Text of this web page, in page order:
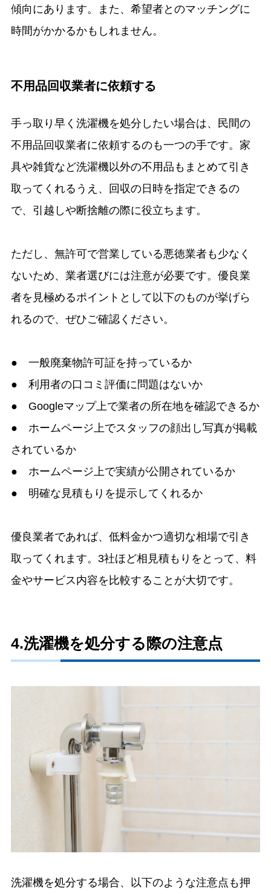
傾向にあります。また、希望者とのマッチングに
時間がかかるかもしれません。
不用品回収業者に依頼する
手っ取り早く洗濯機を処分したい場合は、民間の
不用品回収業者に依頼するのも一つの手です。家
具や雑貨など洗濯機以外の不用品もまとめて引き
取ってくれるうえ、回収の日時を指定できるの
で、引越しや断捨離の際に役立ちます。
ただし、無許可で営業している悪徳業者も少なく
ないため、業者選びには注意が必要です。優良業
者を見極めるポイントとして以下のものが挙げら
れるので、ぜひご確認ください。
● 一般廃棄物許可証を持っているか
● 利用者の口コミ評価に問題はないか
● Googleマップ上で業者の所在地を確認できるか
● ホームページ上でスタッフの顔出し写真が掲載
されているか
● ホームページ上で実績が公開されているか
● 明確な見積もりを提示してくれるか
優良業者であれば、低料金かつ適切な相場で引き
取ってくれます。3社ほど相見積もりをとって、料
金やサービス内容を比較することが大切です。
4.洗濯機を処分する際の注意点
洗濯機を処分する場合、以下のような注意点も押